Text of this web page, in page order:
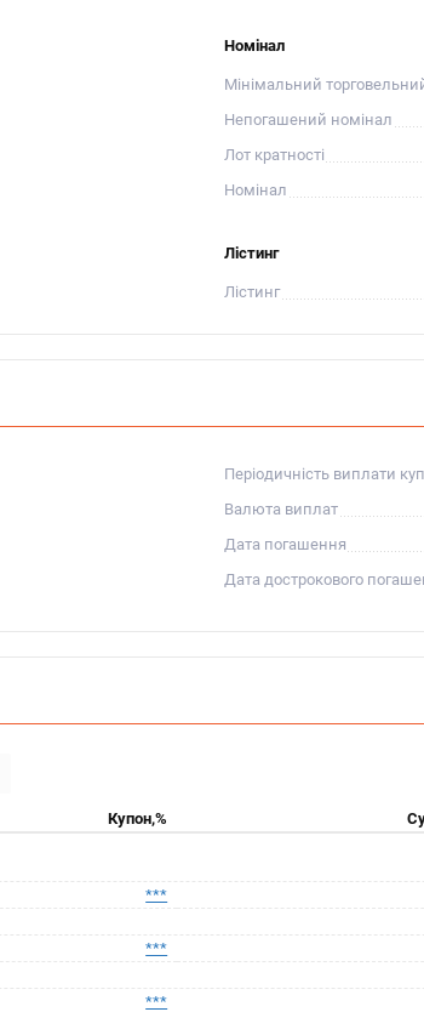
Номінал
Мінімальний
Непогашений номінал
Лот кратності
Номінал
Лістинг
Лістинг
Періодичність виплати
Валюта виплат
Дата погашення
Дата дострокового
Купон,%
***
***
***